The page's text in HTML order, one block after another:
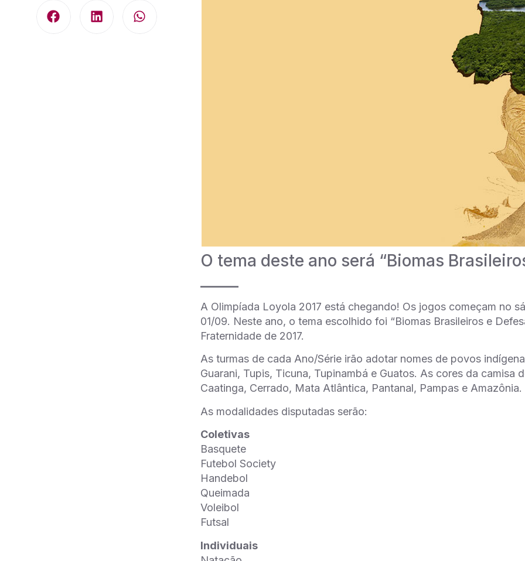
O tema deste ano será “Biomas
A Olimpíada Loyola 2017 está chegando! Os jogos começam no
01/09. Neste ano, o tema escolhido foi “Biomas Brasileiros e
Fraternidade de 2017.
As turmas de cada Ano/Série irão adotar nomes de povos
Guarani, Tupis, Ticuna, Tupinambá e Guatos. As cores da camisa
Caatinga, Cerrado, Mata Atlântica, Pantanal, Pampas e Amazônia.
As modalidades disputadas serão:
Coletivas
Basquete
Futebol Society
Handebol
Queimada
Voleibol
Futsal
Individuais